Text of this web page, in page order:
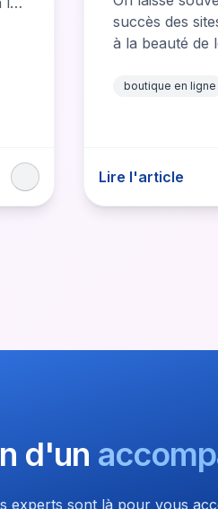
succès des
à la beauté de
cependant,…
boutique en ligne
Lire l'article
d'un
experts sont là pour vous